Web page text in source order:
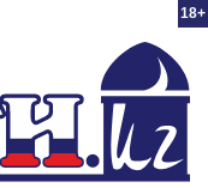
18+